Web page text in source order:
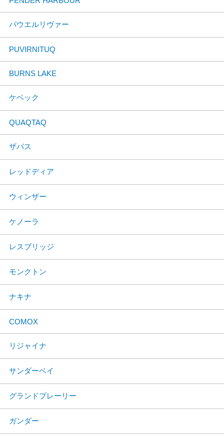
パウエルリヴァー
PUVIRNITUQ
BURNS LAKE
ケベック
QUAQTAQ
ザパス
レッドディア
ウィンザー
ケノーラ
レスブリッジ
モンクトン
ナキナ
COMOX
リジャイナ
サンダーベイ
グランドプレーリー
ガンダー